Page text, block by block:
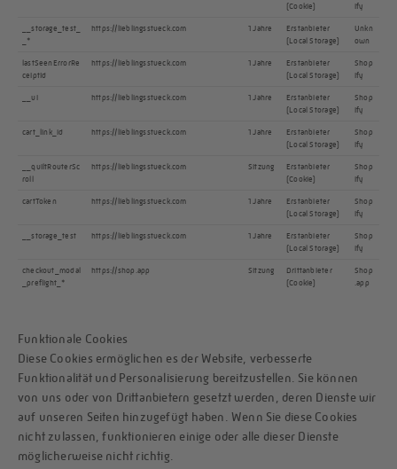
(Cookie)
ify
__storage_test_
_*
https://lieblingsstueck.com 1 Jahre
Erstanbieter
(Local Storage)
Unkn
own
lastSeenErrorRe
ceiptId
https://lieblingsstueck.com 1 Jahre
Erstanbieter
(Local Storage)
Shop
ify
__ui https://lieblingsstueck.com 1 Jahre
Erstanbieter
(Local Storage)
Shop
ify
cart_link_id https://lieblingsstueck.com 1 Jahre
Erstanbieter
(Local Storage)
Shop
ify
__quiltRouterSc
roll
https://lieblingsstueck.com Sitzung
Erstanbieter
(Cookie)
Shop
ify
cartToken https://lieblingsstueck.com 1 Jahre
Erstanbieter
(Local Storage)
Shop
ify
__storage_test https://lieblingsstueck.com 1 Jahre
Erstanbieter
(Local Storage)
Shop
ify
checkout_modal
_preflight_*
https://shop.app Sitzung
Drittanbieter
(Cookie)
Shop
.app
Funktionale Cookies
Diese Cookies ermöglichen es der Website, verbesserte
Funktionalität und Personalisierung bereitzustellen. Sie können
von uns oder von Drittanbietern gesetzt werden, deren Dienste wir
auf unseren Seiten hinzugefügt haben. Wenn Sie diese Cookies
nicht zulassen, funktionieren einige oder alle dieser Dienste
möglicherweise nicht richtig.